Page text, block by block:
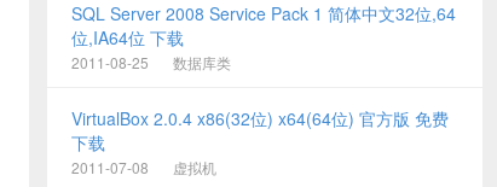
SQL Server 2008 Service Pack 1 简体中文32位,64
位,IA64位 下载
2011-08-25 数据库类
VirtualBox 2.0.4 x86(32位) x64(64位) 官方版 免费
下载
2011-07-08 虚拟机